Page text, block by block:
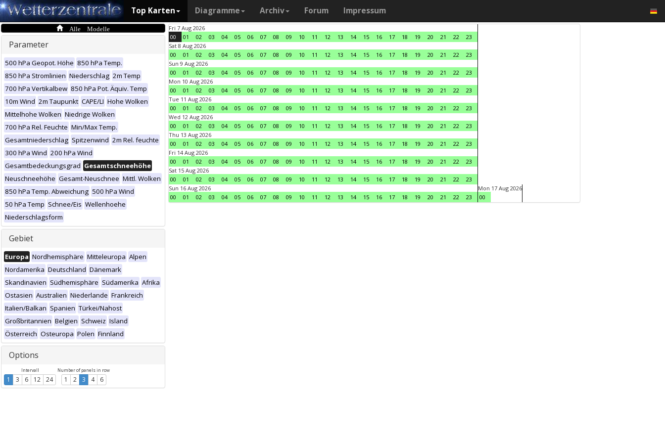
Top Karten Diagramme Archiv Forum Impressum
Alle Modelle
Parameter
500 hPa Geopot. Höhe 850 hPa Temp.
850 hPa Stromlinien Niederschlag 2m Temp
700 hPa Vertikalbew 850 hPa Pot. Äquiv. Temp
10m Wind 2m Taupunkt CAPE/LI Hohe Wolken
Mittelhohe Wolken Niedrige Wolken
700 hPa Rel. Feuchte Min/Max Temp.
Gesamtniederschlag Spitzenwind 2m Rel. feuchte
300 hPa Wind 200 hPa Wind
Gesamtbedeckungsgrad Gesamtschneehöhe
Neuschneehöhe Gesamt-Neuschnee Mittl. Wolken
850 hPa Temp. Abweichung 500 hPa Wind
50 hPa Temp Schnee/Eis Wellenhoehe
Niederschlagsform
Gebiet
Europa Nordhemisphäre Mitteleuropa Alpen
Nordamerika Deutschland Dänemark
Skandinavien Südhemisphäre Südamerika Afrika
Ostasien Australien Niederlande Frankreich
Italien/Balkan Spanien Türkei/Nahost
Großbritannien Belgien Schweiz Island
Österreich Osteuropa Polen Finnland
Options
Intervall
1 3 6 12 24
Number of panels in row
1 2 3 4 6
Fri 7 Aug 2026
00
01 02 03 04 05 06 07 08 09 10 11 12 13 14 15 16 17 18 19 20 21 22
23
Sat 8 Aug 2026
00
01 02 03 04 05 06 07 08 09 10 11 12 13 14 15 16 17 18 19 20 21 22
23
Sun 9 Aug 2026
00
01 02 03 04 05 06 07 08 09 10 11 12 13 14 15 16 17 18 19 20 21 22
23
Mon 10 Aug 2026
00
01 02 03 04 05 06 07 08 09 10 11 12 13 14 15 16 17 18 19 20 21 22
23
Tue 11 Aug 2026
00
01 02 03 04 05 06 07 08 09 10 11 12 13 14 15 16 17 18 19 20 21 22
23
Wed 12 Aug 2026
00
01 02 03 04 05 06 07 08 09 10 11 12 13 14 15 16 17 18 19 20 21 22
23
Thu 13 Aug 2026
00
01 02 03 04 05 06 07 08 09 10 11 12 13 14 15 16 17 18 19 20 21 22
23
Fri 14 Aug 2026
00
01 02 03 04 05 06 07 08 09 10 11 12 13 14 15 16 17 18 19 20 21 22
23
Sat 15 Aug 2026
00
01 02 03 04 05 06 07 08 09 10 11 12 13 14 15 16 17 18 19 20 21 22
23
Sun 16 Aug 2026
00
01 02 03 04 05 06 07 08 09 10 11 12 13 14 15 16 17 18 19 20 21 22 23
Mon 17 Aug 2026
00